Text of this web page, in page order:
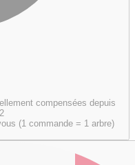
compensées depuis
(1 commande = 1 arbre)